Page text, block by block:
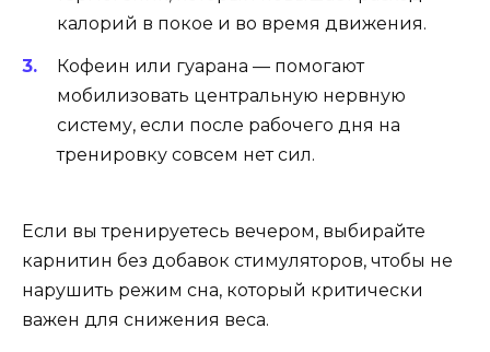
калорий в покое и во время движения.
Кофеин или гуарана — помогают
мобилизовать центральную нервную
систему, если после рабочего дня на
тренировку совсем нет сил.
Если вы тренируетесь вечером, выбирайте
карнитин без добавок стимуляторов, чтобы не
нарушить режим сна, который критически
важен для снижения веса.